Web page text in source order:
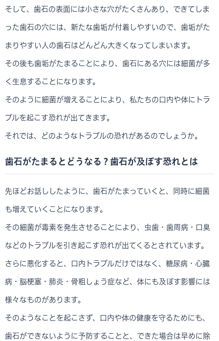
そして、歯石の表面には小さな穴がたくさんあり、できてしま
った歯石の穴には、新たな歯垢が付着しやすいので、歯垢がた
まりやすい人の歯石はどんどん大きくなってしまいます。
その後も歯垢がたまることにより、歯石にある穴には細菌が多
く生息することになります。
そのように細菌が増えることにより、私たちの口内や体にトラ
ブルを起こす恐れが出てきます。
それでは、どのようなトラブルの恐れがあるのでしょうか。
歯石がたまるとどうなる？歯石が及ぼす恐れとは
先ほどお話ししたように、歯石がたまっていくと、同時に細菌
も増えていくことになります。
その細菌が毒素を発生させることにより、虫歯・歯周病・口臭
などのトラブルを引き起こす恐れが出てくるとされています。
さらに悪化すると、口内トラブルだけではなく、糖尿病・心臓
病・脳梗塞・肺炎・骨粗しょう症など、体にも及ぼす影響には
様々なものがあります。
そのようなことを起こさず、口内や体の健康を守るためにも、
歯石ができないように予防することと、できた場合は早めに除